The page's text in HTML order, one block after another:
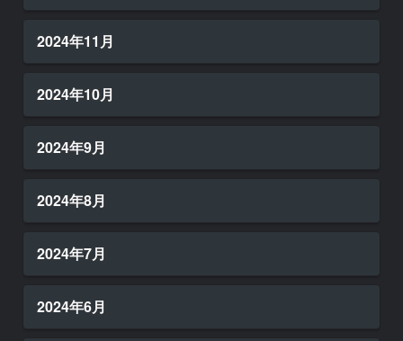
2024年11月
2024年10月
2024年9月
2024年8月
2024年7月
2024年6月